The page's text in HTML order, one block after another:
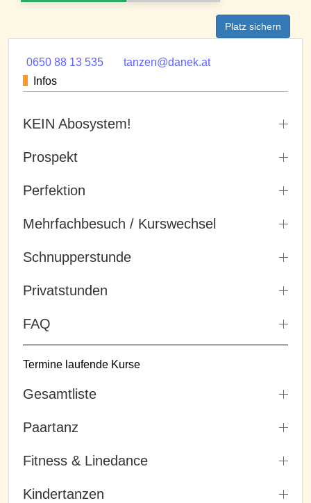
Platz sichern
0650 88 13 535
tanzen@danek.at
Infos
KEIN Abosystem!
Prospekt
Perfektion
Mehrfachbesuch / Kurswechsel
Schnupperstunde
Privatstunden
FAQ
Termine laufende Kurse
Gesamtliste
Paartanz
Fitness & Linedance
Kindertanzen